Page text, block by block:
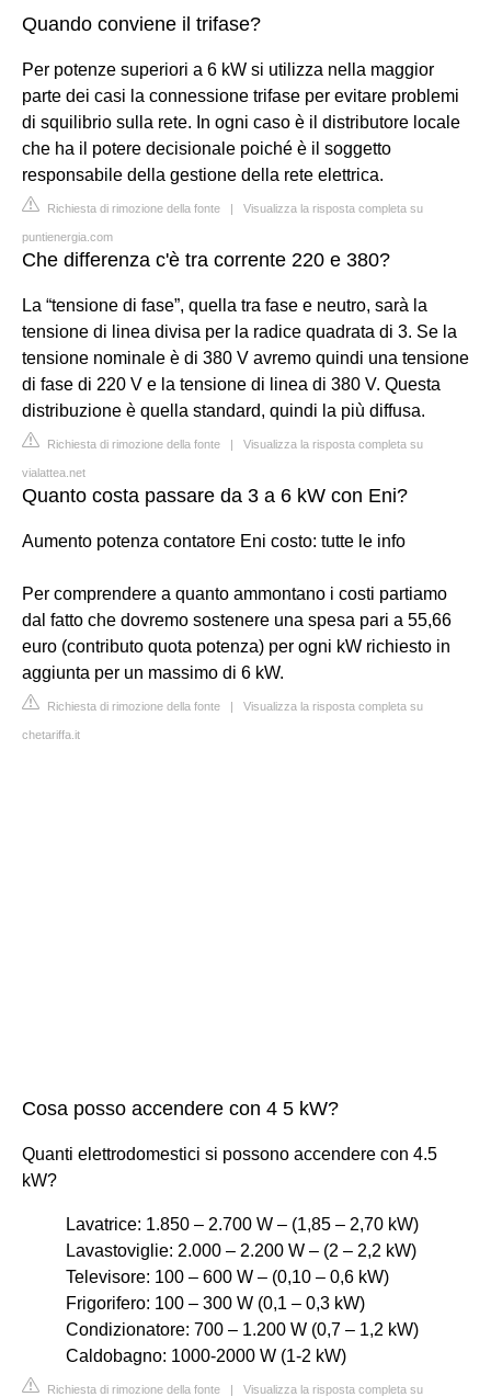
Quando conviene il trifase?
Per potenze superiori a 6 kW si utilizza nella maggior
parte dei casi la connessione trifase per evitare problemi
di squilibrio sulla rete. In ogni caso è il distributore locale
che ha il potere decisionale poiché è il soggetto
responsabile della gestione della rete elettrica.
Richiesta di rimozione della fonte | Visualizza la risposta completa su
puntienergia.com
Che differenza c'è tra corrente 220 e 380?
La “tensione di fase”, quella tra fase e neutro, sarà la
tensione di linea divisa per la radice quadrata di 3. Se la
tensione nominale è di 380 V avremo quindi una tensione
di fase di 220 V e la tensione di linea di 380 V. Questa
distribuzione è quella standard, quindi la più diffusa.
Richiesta di rimozione della fonte | Visualizza la risposta completa su
vialattea.net
Quanto costa passare da 3 a 6 kW con Eni?
Aumento potenza contatore Eni costo: tutte le info
Per comprendere a quanto ammontano i costi partiamo
dal fatto che dovremo sostenere una spesa pari a 55,66
euro (contributo quota potenza) per ogni kW richiesto in
aggiunta per un massimo di 6 kW.
Richiesta di rimozione della fonte | Visualizza la risposta completa su
chetariffa.it
Cosa posso accendere con 4 5 kW?
Quanti elettrodomestici si possono accendere con 4.5
kW?
Lavatrice: 1.850 – 2.700 W – (1,85 – 2,70 kW)
Lavastoviglie: 2.000 – 2.200 W – (2 – 2,2 kW)
Televisore: 100 – 600 W – (0,10 – 0,6 kW)
Frigorifero: 100 – 300 W (0,1 – 0,3 kW)
Condizionatore: 700 – 1.200 W (0,7 – 1,2 kW)
Caldobagno: 1000-2000 W (1-2 kW)
Richiesta di rimozione della fonte | Visualizza la risposta completa su